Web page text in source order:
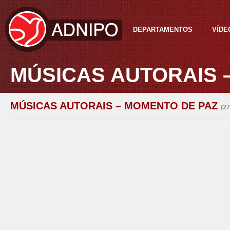
DEPARTAMENTOS
MÚSICAS AUTORAIS
MÚSICAS AUTORAIS – MOMENTO DE PAZ